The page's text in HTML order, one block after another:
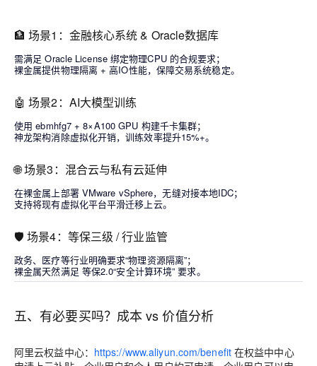
🏦 场景1：金融核心系统 & Oracle数据库
需满足Oracle License 绑定物理CPU的合规要求；
裸金属提供物理隔离 + 高IO性能，保障交易系统稳定。
🤖 场景2：AI大模型训练
使用ebmhfg7 + 8×A100 GPU 构建千卡集群；
神龙架构消除虚拟化开销，训练效率提升15%+。
🌐 场景3：混合云与私有云延伸
在裸金属上部署 VMware vSphere，无缝对接本地IDC；
支持将现有虚拟化平台平滑迁移上云。
🛡️ 场景4：等保三级 / 行业监管
政务、医疗等行业明确要求“物理资源隔离”；
裸金属天然满足 等保2.0“安全计算环境” 要求。
五、有必要买吗？成本 vs 价值分析
阿里云权益中心： https://www.aliyun.com/benefit在权益中中心